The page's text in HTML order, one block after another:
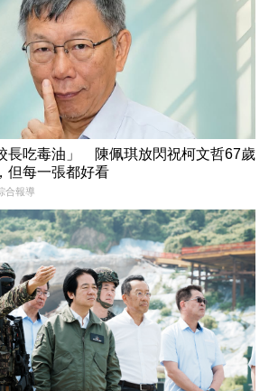
長吃毒油」 陳佩琪放閃祝柯文哲67歲
但每一張都好看
合報導